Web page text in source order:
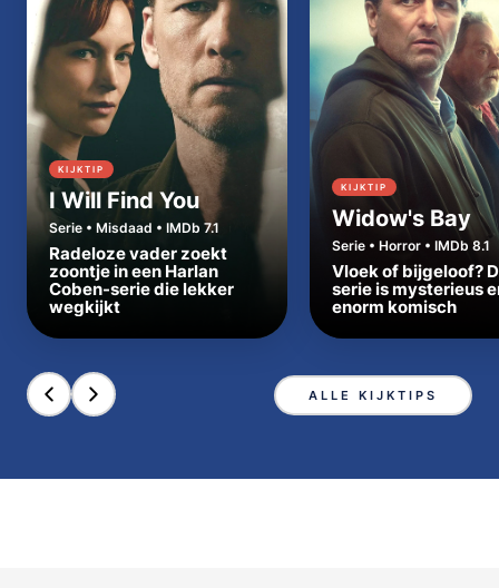
KIJKTIP
I Will Find You
Serie • Misdaad • IMDb 7.1
Radeloze vader zoekt
zoontje in een Harlan
Coben-serie die lekker
wegkijkt
KIJKTIP
Widow's Bay
Serie • Horror • IMDb 8.1
Vloek of bijgeloof?
serie is mysterieus
enorm komisch
ALLE KIJKTIPS